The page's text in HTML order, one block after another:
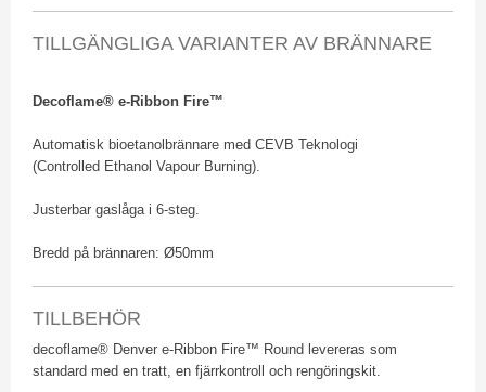
TILLGÄNGLIGA VARIANTER AV BRÄNNARE
​Decoflame® e-Ribbon Fire™
Automatisk bioetanolbrännare med CEVB Teknologi
(Controlled Ethanol Vapour Burning).
Justerbar gaslåga i 6-steg.
Bredd på brännaren: Ø50mm
TILLBEHÖR
​decoflame® Denver e-Ribbon Fire™ Round levereras som
standard med en tratt, en fjärrkontroll och rengöringskit.